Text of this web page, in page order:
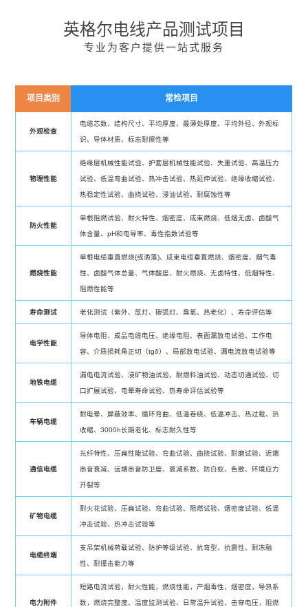
英格尔电线产品测试项目
专业为客户提供一站式服务
项目类别 常检项目
外观检查
电缆芯数、结构尺寸、平均厚度、最薄处厚度、平均外径、外观标
识、导体材质、标志耐擦性等
物理性能
绝缘层机械性能试验、护套层机械性能试验、失重试验、高温压力
试验、低温弯曲试验、热冲击试验、热延伸试验、绝缘收缩试验、
热稳定性试验、曲挠试验、浸油试验、耐腐蚀性等
防火性能
单根阻燃试验、耐火特性、烟密度、成束燃烧、低烟无卤、卤酸气
体含量、pH和电导率、毒性指数试验等
燃烧性能
单根电缆垂直燃烧(或滴落)、成束电缆垂直燃烧、烟密度、烟气毒
性、卤酸气体总量、气体酸度、耐火燃烧、无卤特性、低烟特性、
阻燃性能等
寿命测试 老化测试（紫外、氙灯、碳弧灯、臭氧、热老化）、寿命评估等
电学性能
导体电阻、成品电缆电压、绝缘电阻、表面漏放电试验、工作电
容、介质损耗角正切（tgδ）、局部放电试验、漏电流放电试验等
地铁电缆
漏电电流试验、浸矿物油试验、耐燃料油试验、动态切通试验、切
口扩展试验、电晕寿命试验、热寿命评估试验等
车辆电缆
耐电晕、屏蔽效率、循环弯曲、低温卷绕、低温冲击、热过载、热
收缩、3000h长期老化、标志耐久性等
通信电缆
光纤特性、压扁性能试验、弯曲试验、曲挠试验、耐磨试验、近端
串音衰减、远端串音防卫度、衰减系数、防白蚁、色散、环境应力
开裂等
矿物电缆
耐火花试验、压扁试验、弯曲试验、阻燃试验、烟密度试验、低温
冲击试验、热冲击试验等
电缆终端
支吊架机械荷载试验、防护等级试验、抗弯型、抗震性、耐冻融
性、耐撞击能力等
电力附件
短路电流试验，耐火性能，燃烧性能，产烟毒性，烟密度，导热系
数，燃烧完整度、温度监测试验、日常温升试验，击穿电压，阻燃